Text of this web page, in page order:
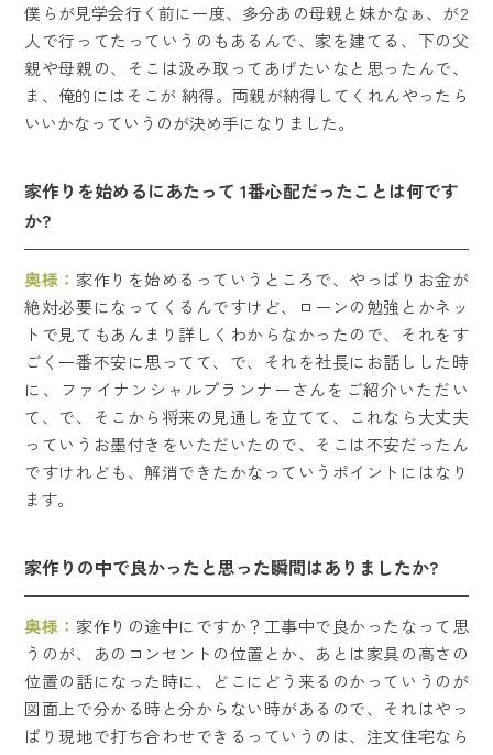
僕らが見学会行く前に一度、多分あの母親と妹かなぁ、が2
人で行ってたっていうのもあるんで、家を建てる、下の父
親や母親の、そこは汲み取ってあげたいなと思ったんで、
ま、俺的にはそこが 納得。両親が納得してくれんやったら
いいかなっていうのが決め手になりました。
家作りを始めるにあたって 1番心配だったことは何です
か?
奥様： 家作りを始めるっていうところで、やっぱりお金が
絶対必要になってくるんですけど、ローンの勉強とかネッ
トで見てもあんまり詳しくわからなかったので、それをす
ごく一番不安に思ってて、で、それを社長にお話しした時
に、ファイナンシャルプランナーさんをご紹介いただい
て、で、そこから将来の見通しを立てて、これなら大丈夫
っていうお墨付きをいただいたので、そこは不安だったん
ですけれども、解消できたかなっていうポイントにはなり
ます。
家作りの中で良かったと思った瞬間はありましたか?
奥様： 家作りの途中にですか？工事中で良かったなって思
うのが、あのコンセントの位置とか、あとは家具の高さの
位置の話になった時に、どこにどう来るのかっていうのが
図面上で分かる時と分からない時があるので、それはやっ
ぱり現地で打ち合わせできるっていうのは、注文住宅なら